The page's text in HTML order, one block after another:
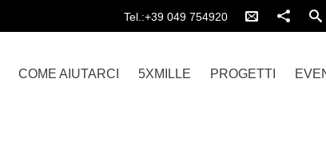
Tel.:+39 049 754920
COME AIUTARCI 5XMILLE PROGETTI